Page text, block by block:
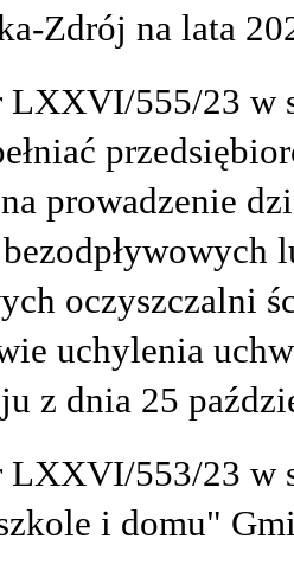
Zdrój na lata
LXXVI/555/23 w
prowadzenie
oczyszczalni
uchylenia
z dnia 25
LXXVI/553/23 w
i domu"